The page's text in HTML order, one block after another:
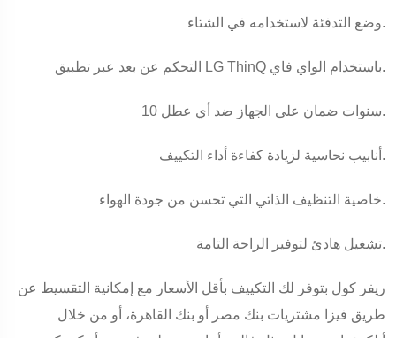
وضع التدفئة لاستخدامه في الشتاء.
التحكم عن بعد عبر تطبيق LG ThinQ باستخدام الواي فاي.
10 سنوات ضمان على الجهاز ضد أي عطل.
أنابيب نحاسية لزيادة كفاءة أداء التكييف.
خاصية التنظيف الذاتي التي تحسن من جودة الهواء.
تشغيل هادئ لتوفير الراحة التامة.
ريفر كول بتوفر لك التكييف بأقل الأسعار مع إمكانية التقسيط عن
طريق فيزا مشتريات بنك مصر أو بنك القاهرة، أو من خلال